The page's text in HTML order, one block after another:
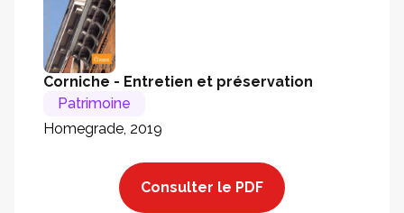
Corniche - Entretien et préservation
Patrimoine
Homegrade, 2019
Consulter le PDF